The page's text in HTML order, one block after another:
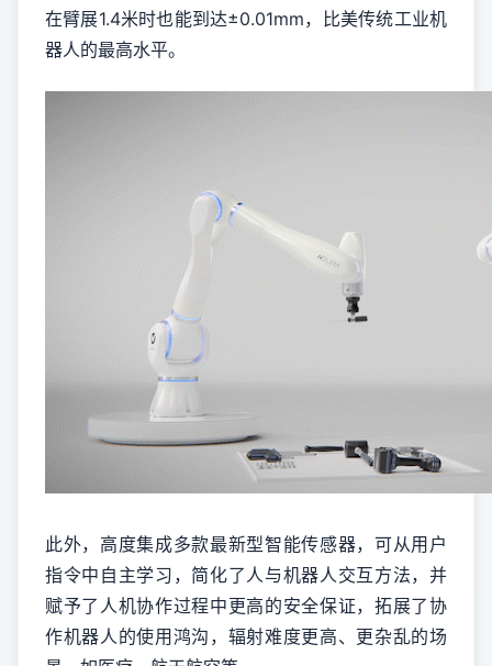
在臂展1.4米时也能到达±0.01mm，比美传统工业机
器人的最高水平。
此外，高度集成多款最新型智能传感器，可从用户
指令中自主学习，简化了人与机器人交互方法，并
赋予了人机协作过程中更高的安全保证，拓展了协
作机器人的使用鸿沟，辐射难度更高、更杂乱的场